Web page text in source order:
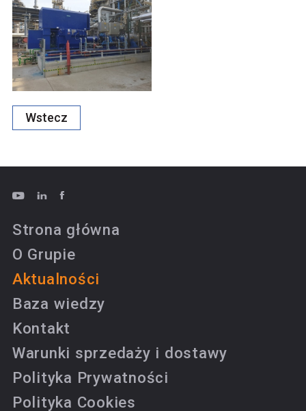
Wstecz
Strona główna
O Grupie
Aktualności
Baza wiedzy
Kontakt
Warunki sprzedaży i dostawy
Polityka Prywatności
Polityka Cookies